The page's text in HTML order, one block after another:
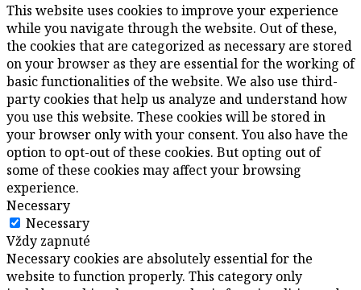
This website uses cookies to improve your experience
while you navigate through the website. Out of these,
the cookies that are categorized as necessary are stored
on your browser as they are essential for the working of
basic functionalities of the website. We also use third-
party cookies that help us analyze and understand how
you use this website. These cookies will be stored in
your browser only with your consent. You also have the
option to opt-out of these cookies. But opting out of
some of these cookies may affect your browsing
experience.
Necessary
Necessary
Vždy zapnuté
Necessary cookies are absolutely essential for the
website to function properly. This category only